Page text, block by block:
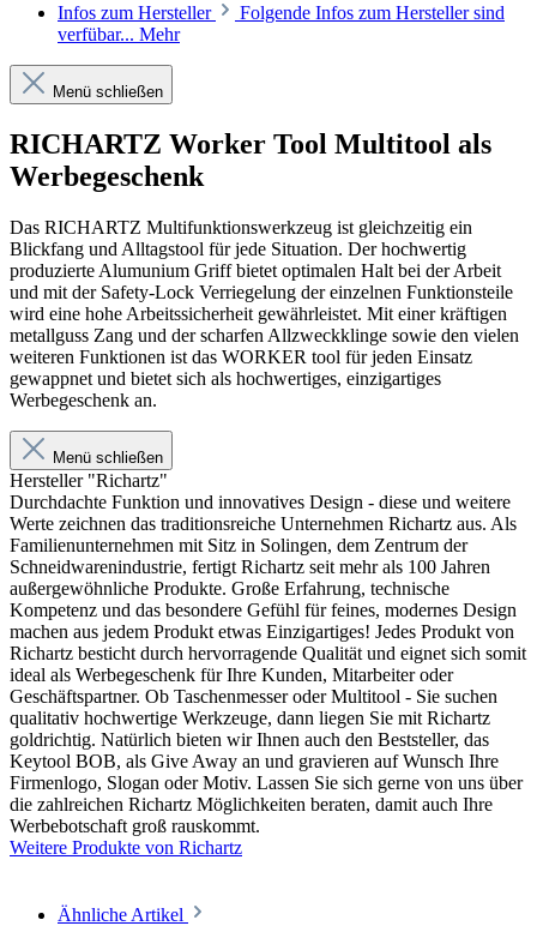
Infos zum Hersteller
Folgende Infos zum Hersteller sind
verfübar... Mehr
Menü schließen
RICHARTZ Worker Tool Multitool als
Werbegeschenk
Das RICHARTZ Multifunktionswerkzeug ist gleichzeitig ein
Blickfang und Alltagstool für jede Situation. Der hochwertig
produzierte Alumunium Griffbietet optimalen Halt bei der Arbeit
und mit der Safety-Lock Verriegelung der einzelnen Funktionsteile
wird eine hohe Arbeitssicherheit gewährleistet. Mit einer kräftigen
metallguss Zang und der scharfen Allzweckklinge sowie den vielen
weiteren Funktionen ist das WORKER tool für jeden Einsatz
gewappnet und bietet sich als hochwertiges, einzigartiges
Werbegeschenk an.
Menü schließen
Hersteller "Richartz"
Durchdachte Funktion und innovatives Design - diese und weitere
Werte zeichnen das traditionsreiche Unternehmen Richartz aus. Als
Familienunternehmen mit Sitz in Solingen, dem Zentrum der
Schneidwarenindustrie, fertigt Richartz seit mehr als 100 Jahren
außergewöhnliche Produkte. Große Erfahrung, technische
Kompetenz und das besondere Gefühl für feines, modernes Design
machen aus jedem Produkt etwas Einzigartiges! Jedes Produkt von
Richartz besticht durch hervorragende Qualität und eignet sich somit
ideal als Werbegeschenk für Ihre Kunden, Mitarbeiter oder
Geschäftspartner. Ob Taschenmesser oder Multitool - Sie suchen
qualitativ hochwertige Werkzeuge, dann liegen Sie mit Richartz
goldrichtig. Natürlich bieten wir Ihnen auch den Beststeller, das
Keytool BOB, als Give Away an und gravieren auf Wunsch Ihre
Firmenlogo, Slogan oder Motiv. Lassen Sie sich gerne von uns über
die zahlreichen Richartz Möglichkeiten beraten, damit auch Ihre
Werbebotschaft groß rauskommt.
Weitere Produkte von Richartz
Ähnliche Artikel